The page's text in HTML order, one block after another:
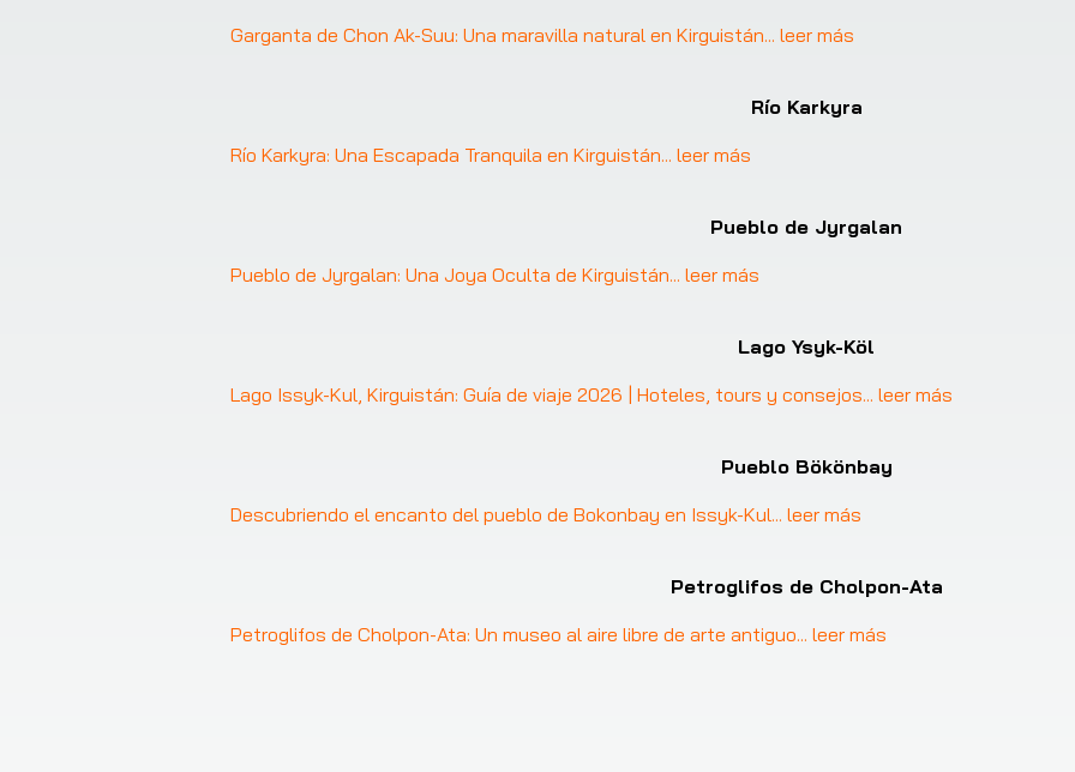
Garganta de Chon Ak-Suu: Una maravilla natural en Kirguistán... leer más
Río Karkyra
Río Karkyra: Una Escapada Tranquila en Kirguistán... leer más
Pueblo de Jyrgalan
Pueblo de Jyrgalan: Una Joya Oculta de Kirguistán... leer más
Lago Ysyk-Köl
Lago Issyk-Kul, Kirguistán: Guía de viaje 2026 | Hoteles, tours y consejos... leer más
Pueblo Bökönbay
Descubriendo el encanto del pueblo de Bokonbay en Issyk-Kul... leer más
Petroglifos de Cholpon-Ata
Petroglifos de Cholpon-Ata: Un museo al aire libre de arte antiguo... leer más